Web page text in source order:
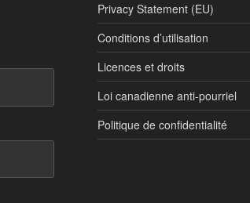
Privacy Statement (EU)
Conditions d’utilisation
Licences et droits
Loi canadienne anti-pourriel
Politique de confidentialité